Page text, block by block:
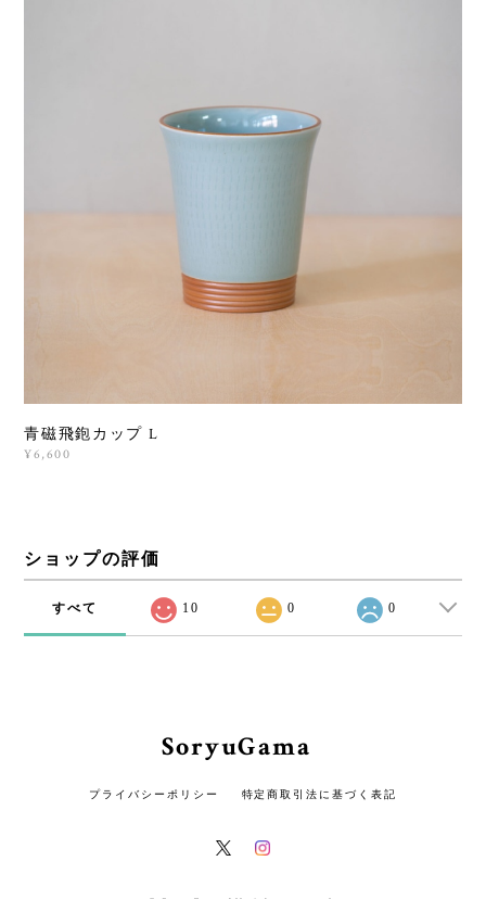
青磁飛鉋カップ L
¥6,600
ショップの評価
すべて 10 0 0
SoryuGama
プライバシーポリシー 特定商取引法に基づく表記